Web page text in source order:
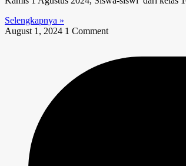
Selengkapnya »
August 1, 2024 1 Comment